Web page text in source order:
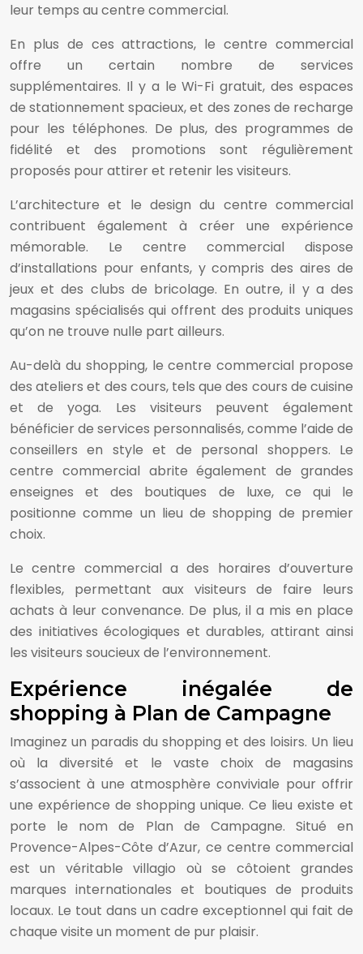
leur temps au centre commercial.
En plus de ces attractions, le centre commercial
offre un certain nombre de services
supplémentaires. Il y a le Wi-Fi gratuit, des espaces
de stationnement spacieux, et des zones de recharge
pour les téléphones. De plus, des programmes de
fidélité et des promotions sont régulièrement
proposés pour attirer et retenir les visiteurs.
L’architecture et le design du centre commercial
contribuent également à créer une expérience
mémorable. Le centre commercial dispose
d’installations pour enfants, y compris des aires de
jeux et des clubs de bricolage. En outre, il y a des
magasins spécialisés qui offrent des produits uniques
qu’on ne trouve nulle part ailleurs.
Au-delà du shopping, le centre commercial propose
des ateliers et des cours, tels que des cours de cuisine
et de yoga. Les visiteurs peuvent également
bénéficier de services personnalisés, comme l’aide de
conseillers en style et de personal shoppers. Le
centre commercial abrite également de grandes
enseignes et des boutiques de luxe, ce qui le
positionne comme un lieu de shopping de premier
choix.
Le centre commercial a des horaires d’ouverture
flexibles, permettant aux visiteurs de faire leurs
achats à leur convenance. De plus, il a mis en place
des initiatives écologiques et durables, attirant ainsi
les visiteurs soucieux de l’environnement.
Expérience inégalée de
shopping à Plan de Campagne
Imaginez un paradis du shopping et des loisirs. Un lieu
où la diversité et le vaste choix de magasins
s’associent à une atmosphère conviviale pour offrir
une expérience de shopping unique. Ce lieu existe et
porte le nom de Plan de Campagne. Situé en
Provence-Alpes-Côte d’Azur, ce centre commercial
est un véritable villagio où se côtoient grandes
marques internationales et boutiques de produits
locaux. Le tout dans un cadre exceptionnel qui fait de
chaque visite un moment de pur plaisir.